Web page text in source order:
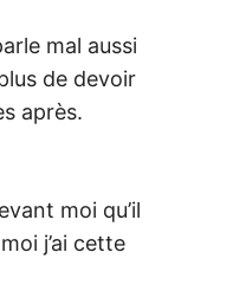
mal aussi
de devoir
après.
moi qu’il
j’ai cette